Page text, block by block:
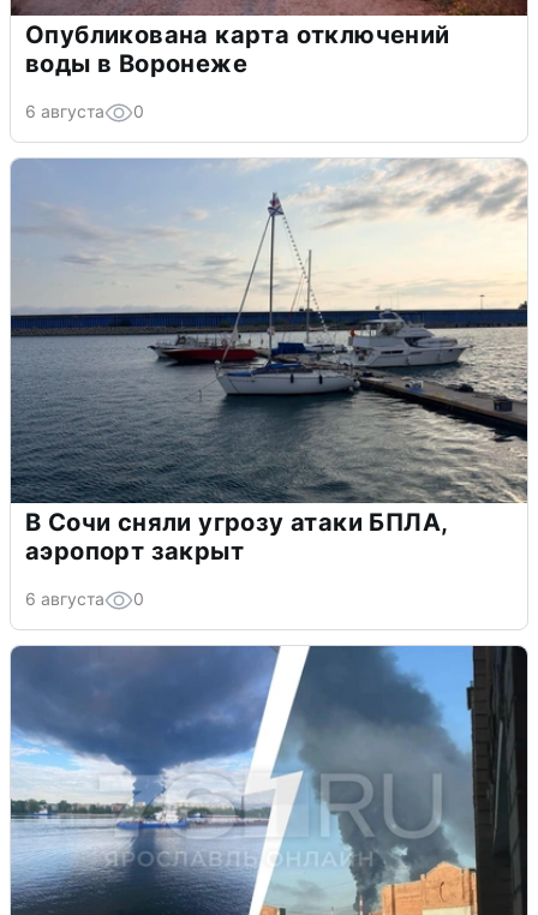
Опубликована карта отключений
воды в Воронеже
6 августа 0
В Сочи сняли угрозу атаки БПЛА,
аэропорт закрыт
6 августа 0